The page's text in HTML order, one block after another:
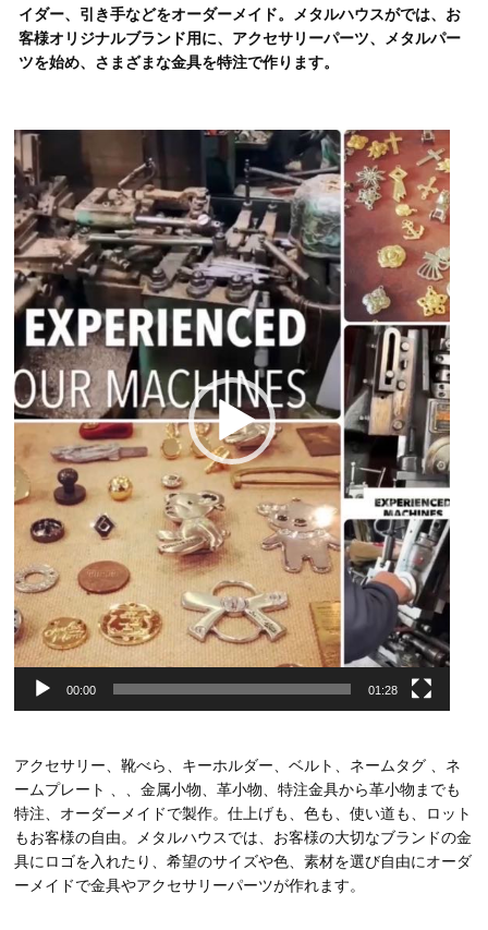
イダー、引き手などをオーダーメイド。メタルハウスがでは、お
客様オリジナルブランド用に、アクセサリーパーツ、メタルパー
ツを始め、さまざまな金具を特注で作ります。
動
画
プ
レ
ー
ヤ
ー
00:00 01:28
アクセサリー、靴べら、キーホルダー、ベルト、ネームタグ 、ネ
ームプレート 、、金属小物、革小物、特注金具から革小物までも
特注、オーダーメイドで製作。仕上げも、色も、使い道も、ロット
もお客様の自由。メタルハウスでは、お客様の大切なブランドの金
具にロゴを入れたり、希望のサイズや色、素材を選び自由にオーダ
ーメイドで金具やアクセサリーパーツが作れます。